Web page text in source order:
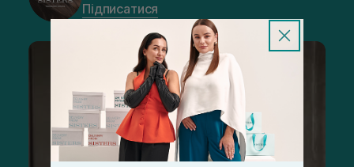
Підписатися